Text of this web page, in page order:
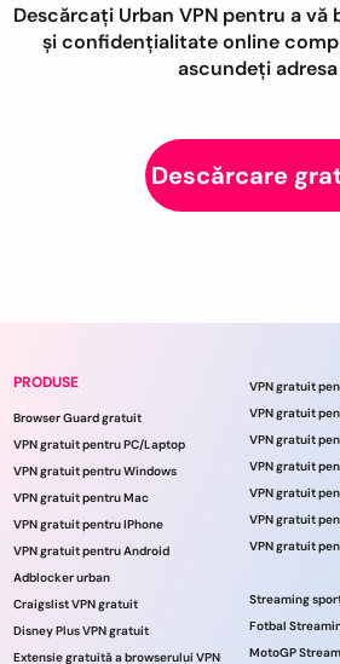
Descărcați Urban VPN pentru a
și confidențialitate online
ascundeți adresa
Descărcare
PRODUSE
Browser Guard gratuit
VPN gratuit pentru PC/Laptop
VPN gratuit pentru Windows
VPN gratuit pentru Mac
VPN gratuit pentru IPhone
VPN gratuit pentru Android
Adblocker urban
Craigslist VPN gratuit
Disney Plus VPN gratuit
Extensie gratuită a browserului VPN
VPN gratuit
VPN gratuit
VPN gratuit
VPN gratuit
VPN gratuit
Streaming
Fotbal
MotoGP